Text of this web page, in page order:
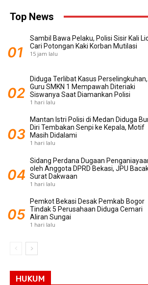
Top News
Sambil Bawa Pelaku, Polisi Sisir Kali
Cari Potongan Kaki Korban Mutilasi
15 jam lalu
Diduga Terlibat Kasus
Guru SMKN 1 Mempawah Diteriaki
Siswanya Saat Diamankan Polisi
1 hari lalu
Mantan Istri Polisi di Medan Diduga
Diri Tembakan Senpi ke Kepala, Motif
Masih Didalami
1 hari lalu
Sidang Perdana Dugaan
oleh Anggota DPRD Bekasi, JPU
Surat Dakwaan
1 hari lalu
Pemkot Bekasi Desak Pemkab Bogor
Tindak 5 Perusahaan Diduga Cemari
Aliran Sungai
1 hari lalu
HUKUM